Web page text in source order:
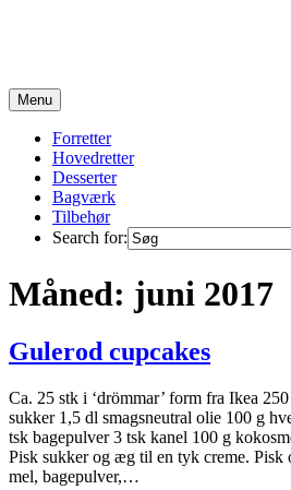
Menu
Forretter
Hovedretter
Desserter
Bagværk
Tilbehør
Search for:
Måned: juni 2017
Gulerod cupcakes
Ca. 25 stk i ‘drömmar’ form fra Ikea
sukker 1,5 dl smagsneutral olie 100 g
tsk bagepulver 3 tsk kanel 100 g
Pisk sukker og æg til en tyk creme.
mel, bagepulver,…